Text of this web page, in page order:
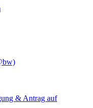
& Antrag auf